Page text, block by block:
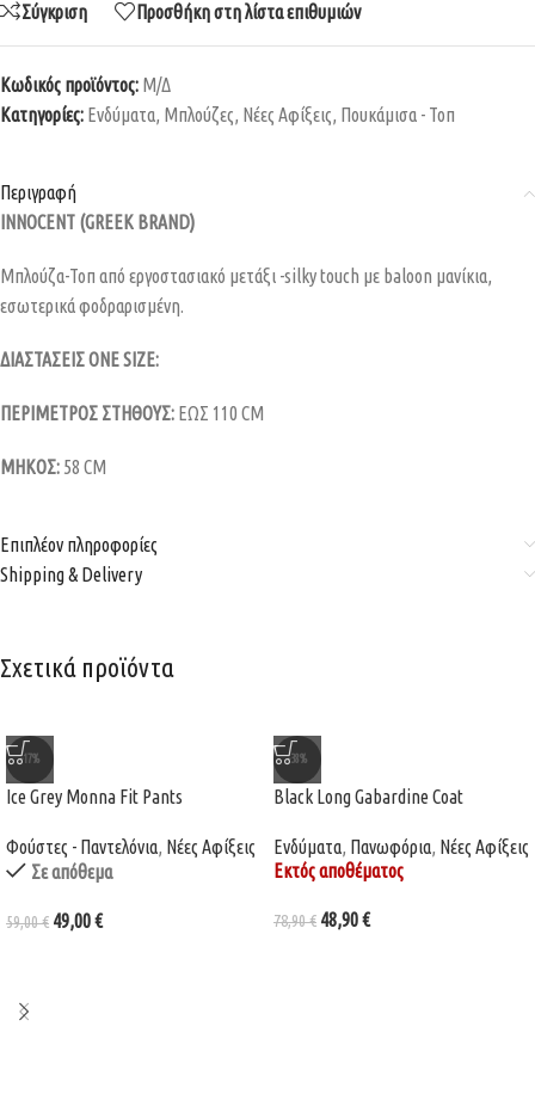
Σύγκριση Προσθήκη στη λίστα επιθυμιών
Κωδικός προϊόντος: Μ/Δ
Κατηγορίες: Ενδύματα, Μπλούζες, Νέες Αφίξεις, Πουκάμισα - Τοπ
Περιγραφή
INNOCENT (GREEK BRAND)
Μπλούζα-Τοπ από εργοστασιακό μετάξι -silky touch με baloon μανίκια,
εσωτερικά φοδραρισμένη.
ΔΙΑΣΤΑΣΕΙΣ ONE SIZE:
ΠΕΡΙΜΕΤΡΟΣ ΣΤΗΘΟΥΣ: EΩΣ 110 CM
ΜΗΚΟΣ: 58 CM
Επιπλέον πληροφορίες
Shipping & Delivery
Σχετικά προϊόντα
-17%
Ice Grey Monna Fit Pants
Φούστες - Παντελόνια, Νέες Αφίξεις
Σε απόθεμα
59,00€ 49,00€
-38%
Black Long Gabardine Coat
Ενδύματα, Πανωφόρια, Νέες Αφίξεις
Εκτός αποθέματος
78,90€ 48,90€